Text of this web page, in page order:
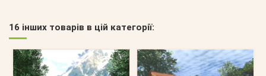
16 інших товарів в цій категорії: